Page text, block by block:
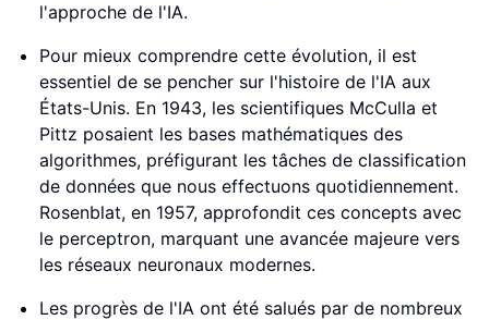
l'approche de l'IA.
Pour mieux comprendre cette évolution, il est
essentiel de se pencher sur l'histoire de l'IA aux
États-Unis. En 1943, les scientifiques McCulla et
Pittz posaient les bases mathématiques des
algorithmes, préfigurant les tâches de classification
de données que nous effectuons quotidiennement.
Rosenblat, en 1957, approfondit ces concepts avec
le perceptron, marquant une avancée majeure vers
les réseaux neuronaux modernes.
Les progrès de l'IA ont été salués par de nombreux